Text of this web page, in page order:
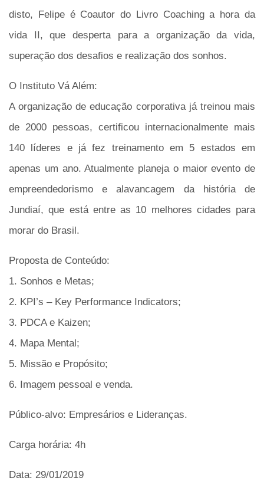
disto, Felipe é Coautor do Livro Coaching a hora da
vida II, que desperta para a organização da vida,
superação dos desafios e realização dos sonhos.
O Instituto Vá Além:
A organização de educação corporativa já treinou mais
de 2000 pessoas, certificou internacionalmente mais
140 líderes e já fez treinamento em 5 estados em
apenas um ano. Atualmente planeja o maior evento de
empreendedorismo e alavancagem da história de
Jundiaí, que está entre as 10 melhores cidades para
morar do Brasil.
Proposta de Conteúdo:
1. Sonhos e Metas;
2. KPI’s – Key Performance Indicators;
3. PDCA e Kaizen;
4. Mapa Mental;
5. Missão e Propósito;
6. Imagem pessoal e venda.
Público-alvo: Empresários e Lideranças.
Carga horária: 4h
Data: 29/01/2019